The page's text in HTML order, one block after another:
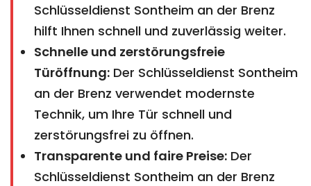
Schlüsseldienst Sontheim an der Brenz
hilft Ihnen schnell und zuverlässig weiter.
Schnelle und zerstörungsfreie
Türöffnung: Der Schlüsseldienst Sontheim
an der Brenz verwendet modernste
Technik, um Ihre Tür schnell und
zerstörungsfrei zu öffnen.
Transparente und faire Preise: Der
Schlüsseldienst Sontheim an der Brenz